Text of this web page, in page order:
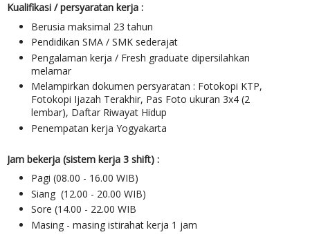
Kualifikasi / persyaratan kerja :
Berusia maksimal 23 tahun
Pendidikan SMA / SMK sederajat
Pengalaman kerja / Fresh graduate dipersilahkan
melamar
Melampirkan dokumen persyaratan : Fotokopi KTP,
Fotokopi Ijazah Terakhir, Pas Foto ukuran 3x4 (2
lembar), Daftar Riwayat Hidup
Penempatan kerja Yogyakarta
Jam bekerja (sistem kerja 3 shift) :
Pagi (08.00 - 16.00 WIB)
Siang (12.00 - 20.00 WIB)
Sore (14.00 - 22.00 WIB
Masing - masing istirahat kerja 1 jam